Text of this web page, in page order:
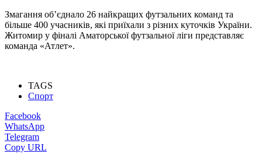
Змагання об’єднало 26 найкращих футзальних команд та
більше 400 учасників, які приїхали з різних куточків України.
Житомир у фіналі Аматорської футзальної ліги представляє
команда «Атлет».
TAGS
Спорт
Facebook
WhatsApp
Telegram
Copy URL